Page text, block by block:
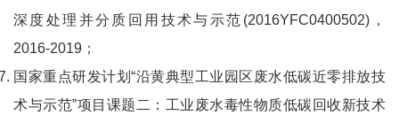
深度处理并分质回用技术与示范(2016YFC0400502)，
2016-2019；
国家重点研发计划“沿黄典型工业园区废水低碳近零排放技
术与示范”项目课题二：工业废水毒性物质低碳回收新技术